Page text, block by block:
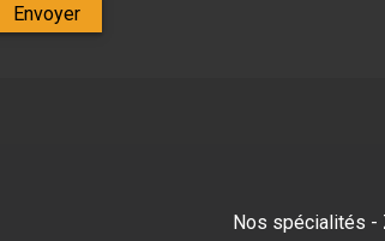
Envoyer
Nos spécialités -